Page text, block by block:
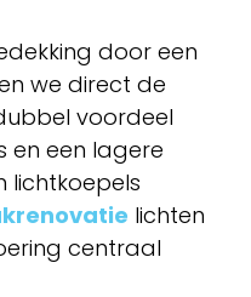
door een
we direct de
voordeel
en een lagere
lichtkoepels
lichten
centraal